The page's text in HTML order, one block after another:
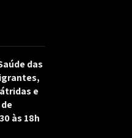
das
e
às 18h